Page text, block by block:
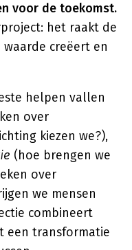
voor de toekomst.
het raakt de
creëert en
helpen vallen
over
kiezen we?),
(hoe brengen we
over
we mensen
combineert
een transformatie